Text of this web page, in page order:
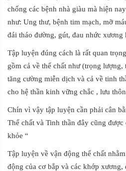
chống các bệnh nhà giàu mà hiện
như: Ung thư, bệnh tim mạch, mỡ
đái tháo đường, gút, đau nhức xương
Tập luyện đúng cách là rất quan
gồm cả về thể chất như (trọng
tăng cường miễn dịch và cả về tinh
cho hệ thần kinh vững chắc , lưu
Chín vì vậy tập luyện cần phải cân
Thể chất và Tinh thần đây cũng được
khỏe “
Tập luyện về vận động thể chất
động của cơ bắp và các khớp